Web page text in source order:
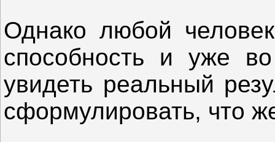
Однако любой
способность и уже
увидеть реальный
сформулировать, что